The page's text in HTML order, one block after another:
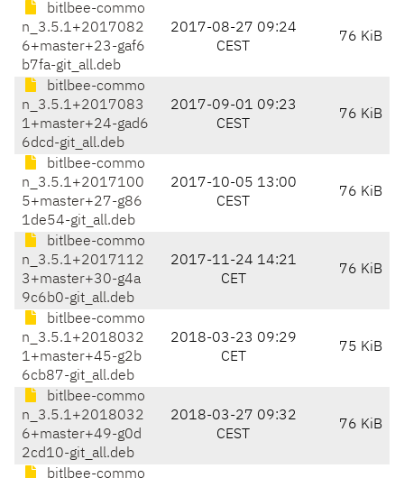
bitlbee-commo
n_3.5.1+2017082
6+master+23-gaf6
b7fa-git_all.deb
2017-08-27 09:24
CEST
76 KiB
bitlbee-commo
n_3.5.1+2017083
1+master+24-gad6
6dcd-git_all.deb
2017-09-01 09:23
CEST
76 KiB
bitlbee-commo
n_3.5.1+2017100
5+master+27-g86
1de54-git_all.deb
2017-10-05 13:00
CEST
76 KiB
bitlbee-commo
n_3.5.1+2017112
3+master+30-g4a
9c6b0-git_all.deb
2017-11-24 14:21
CET
76 KiB
bitlbee-commo
n_3.5.1+2018032
1+master+45-g2b
6cb87-git_all.deb
2018-03-23 09:29
CET
75 KiB
bitlbee-commo
n_3.5.1+2018032
6+master+49-g0d
2cd10-git_all.deb
2018-03-27 09:32
CEST
76 KiB
bitlbee-commo